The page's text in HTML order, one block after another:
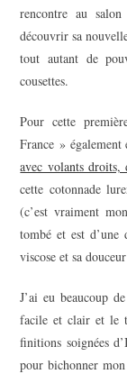
rencontre au
découvrir sa
tout autant de
cousettes.
Pour cette
France »
avec volants droits,
cette cotonnade
(c’est vraiment
tombé et est
viscose et sa
J’ai eu beaucoup
facile et clair et le
finitions soignées
pour bichonner